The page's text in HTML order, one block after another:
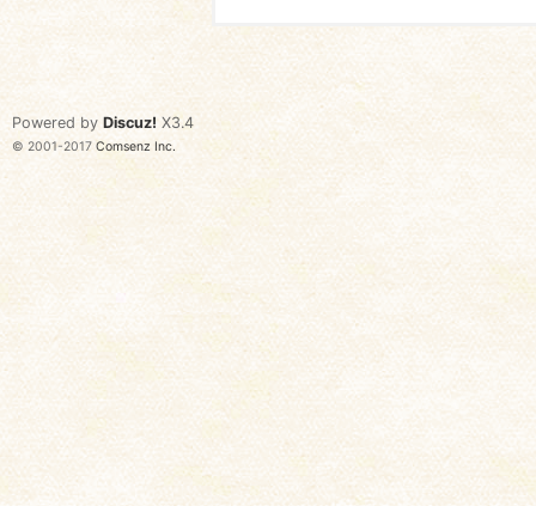
Powered by Discuz! X3.4
© 2001-2017 Comsenz Inc.